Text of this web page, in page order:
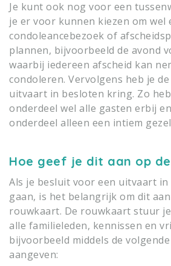
Je kunt ook nog voor een
je er voor kunnen kiezen om wel
condoleancebezoek of
plannen, bijvoorbeeld de avond
waarbij iedereen afscheid kan
condoleren. Vervolgens heb je
uitvaart in besloten kring. Zo
onderdeel wel alle gasten erbij
onderdeel alleen een intiem
Hoe geef je dit aan op
Als je besluit voor een uitvaart
gaan, is het belangrijk om dit
rouwkaart. De rouwkaart stuur
alle familieleden, kennissen en
bijvoorbeeld middels de
aangeven: